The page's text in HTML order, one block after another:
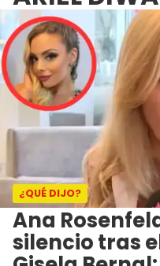
¿QUÉ DIJO?
Ana
silencio tras